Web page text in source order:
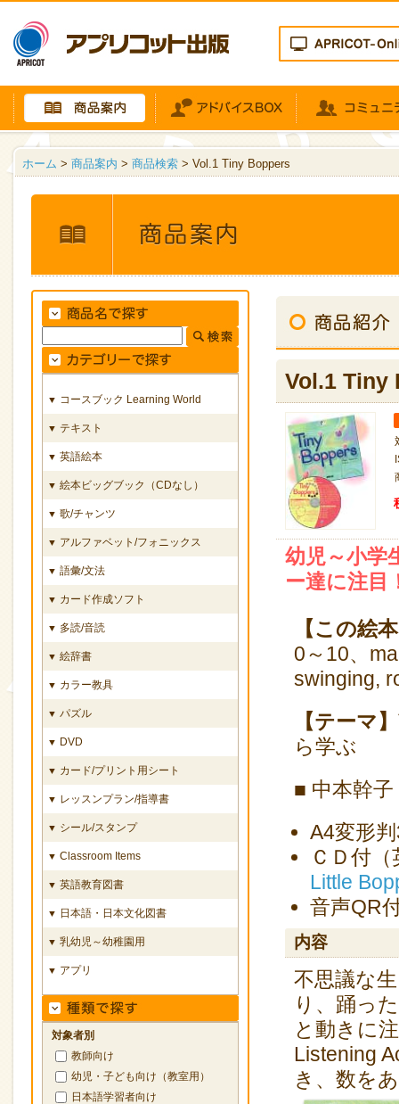
ホーム > 商品案内 > 商品検索 > Vol.1 Tiny Boppers
▼ コースブック Learning World
▼ テキスト
▼ 英語絵本
▼ 絵本ビッグブック（CDなし）
▼ 歌/チャンツ
▼ アルファベット/フォニックス
▼ 語彙/文法
▼ カード作成ソフト
▼ 多読/音読
▼ 絵辞書
▼ カラー教具
▼ パズル
▼ DVD
▼ カード/プリント用シート
▼ レッスンプラン/指導書
▼ シール/スタンプ
▼ Classroom Items
▼ 英語教育図書
▼ 日本語・日本文化図書
▼ 乳幼児～幼稚園用
▼ アプリ
対象者別
教師向け
幼児・子ども向け（教室用）
日本語学習者向け
Vol.1 Tiny
幼児～小学
ー達に注目
【この絵
0～10、
swinging,
【テーマ】
ら学ぶ
■ 中本幹子
A4変形
ＣＤ付
Little
音声QR
内容
不思議な
り、踊っ
と動きに
Listening
き、数を